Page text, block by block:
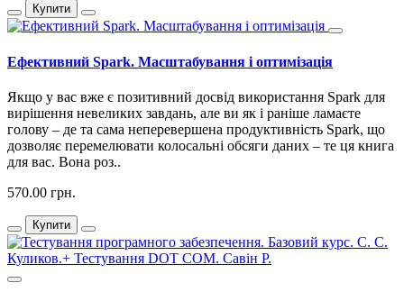
Купити
Ефективний Spark. Масштабування і оптимізація
Якщо у вас вже є позитивний досвід використання Spark для
вирішення невеликих завдань, але ви як і раніше ламаєте
голову – де та сама неперевершена продуктивність Spark, що
дозволяє перемелювати колосальні обсяги даних – те ця книга
для вас. Вона роз..
570.00 грн.
Купити